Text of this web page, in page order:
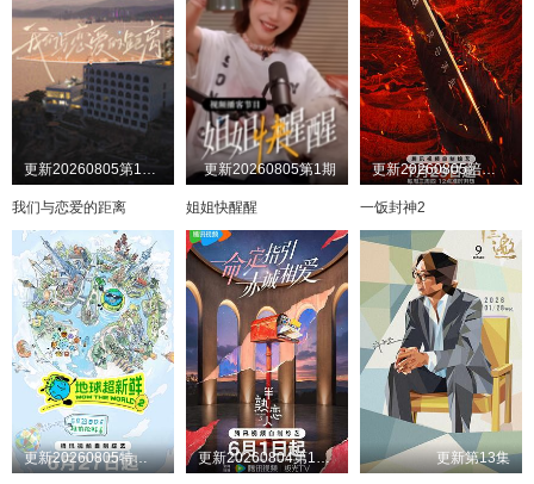
我们与恋爱的距离
更新20260805第1期
姐姐快醒醒
更新20260805陪看第2期
一饭封神2
更新20260805特别联动 更新20260804第10期下纯享 更新第13集